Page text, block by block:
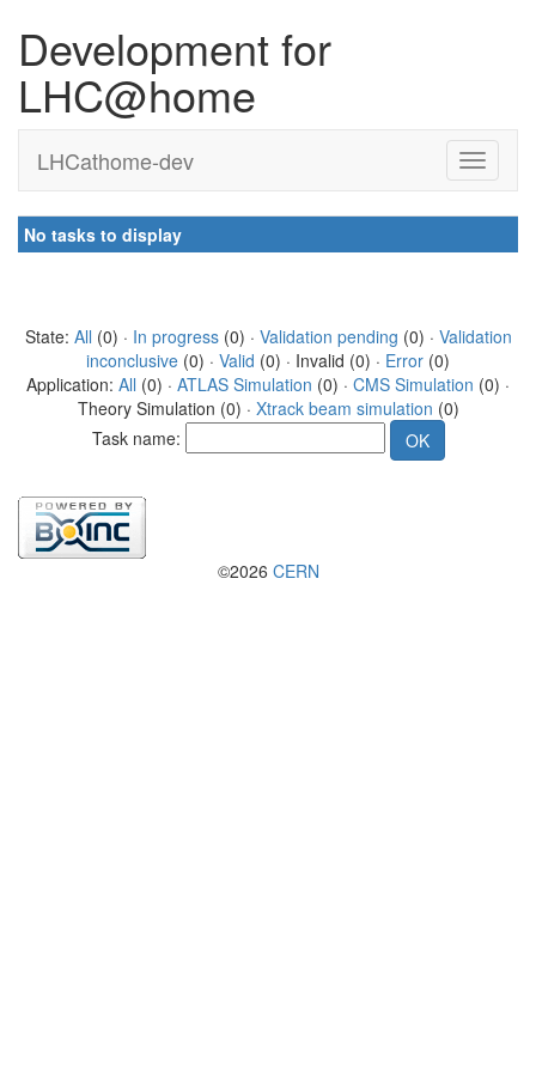
Development for
LHC@home
LHCathome-dev
No tasks to display
State: All (0) · In progress(0) · Validation pending (0) · Validation
inconclusive (0) · Valid (0) · Invalid (0) · Error (0)
Application: All (0) · ATLAS Simulation (0) · CMS Simulation (0) ·
Theory Simulation (0) · Xtrack beam simulation (0)
Task name:
©2026 CERN